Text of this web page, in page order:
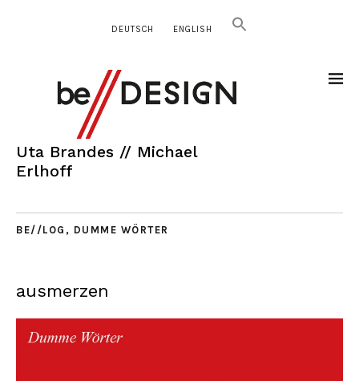
DEUTSCH ENGLISH
Uta Brandes // Michael
Erlhoff
BE//LOG , DUMME WÖRTER
ausmerzen